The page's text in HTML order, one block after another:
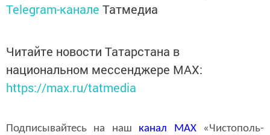
Telegram-канале Татмедиа
Читайте новости Татарстана в
национальном мессенджере MАХ:
https://max.ru/tatmedia
Подписывайтесь на наш канал MAX«Чистополь-